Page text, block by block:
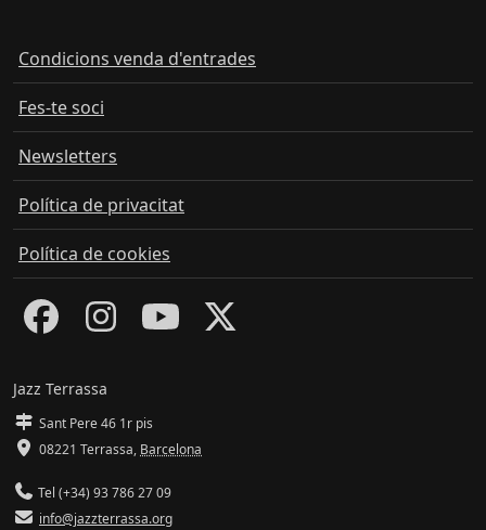
Condicions venda d'entrades
Fes-te soci
Newsletters
Política de privacitat
Política de cookies
Jazz Terrassa
Sant Pere 46 1r pis
08221 Terrassa, Barcelona
Tel (+34) 93 786 27 09
info@jazzterrassa.org